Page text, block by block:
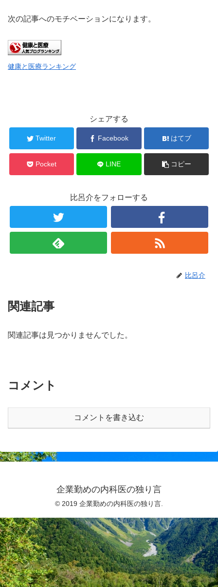
次の記事へのモチベーションになります。
健康と医療ランキング
シェアする
Twitter Facebook はてブ
Pocket LINE コピー
比呂介をフォローする
比呂介
関連記事
関連記事は見つかりませんでした。
コメント
コメントを書き込む
企業勤めの内科医の独り言
© 2019 企業勤めの内科医の独り言.